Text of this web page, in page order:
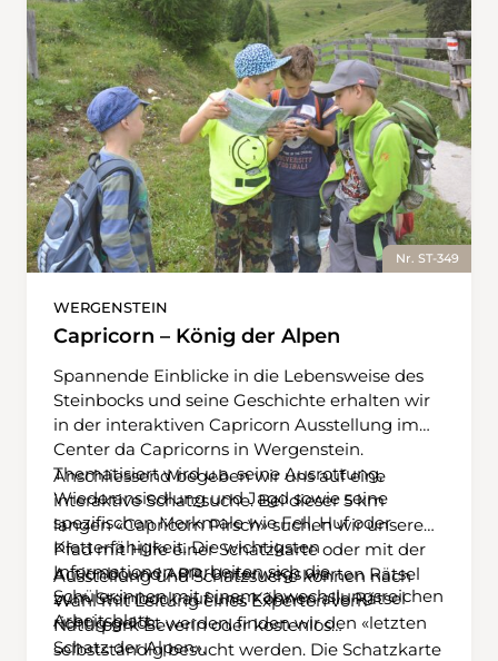
Nr. ST-349
WERGENSTEIN
Capricorn – König der Alpen
Spannende Einblicke in die Lebensweise des
Steinbocks und seine Geschichte erhalten wir
in der interaktiven Capricorn Ausstellung im
Center da Capricorns in Wergenstein.
Thematisiert wird u.a. seine Ausrottung,
Wiederansiedlung und Jagd sowie seine
spezifischen Merkmale wie Fell, Huf oder
Kletterfähigkeit. Die wichtigsten
Informationen erarbeiten sich die
Schüler:innen mit einem abwechslungsreichen
Arbeitsblatt.
Anschliessend begeben wir uns auf eine
interaktive Schatzsuche. Bei dieser 5 km
langen «Capricorn Pirsch» suchen wir unseren
Pfad mit Hilfe einer Schatzkarte oder mit der
Actionbound APP. Unterwegs warten Rätsel
zum Steinbock auf uns. Können alle Rätsel
richtig gelöst werden, finden wir den «letzten
Schatz der Alpen».
Ausstellung und Schatzsuche können nach
Wahl mit Leitung eines Experten vom
Naturpark Beverin oder kostenlos
selbstständig besucht werden. Die Schatzkarte